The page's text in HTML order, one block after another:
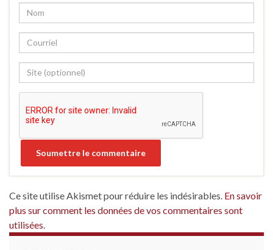
Ce site utilise Akismet pour réduire les indésirables. En savoir
plus sur comment les données de vos commentaires sont
utilisées.